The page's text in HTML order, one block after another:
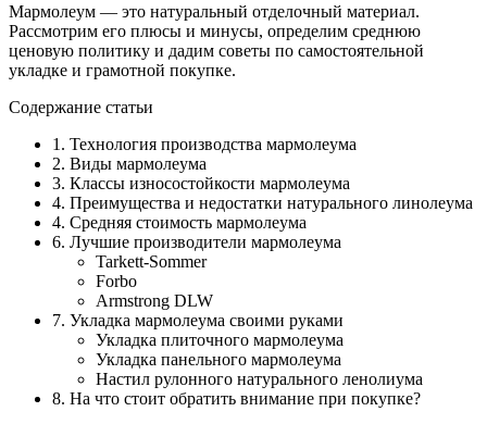
Мармолеум — это натуральный отделочный материал.
Рассмотрим его плюсы и минусы, определим среднюю
ценовую политику и дадим советы по самостоятельной
укладке и грамотной покупке.
Содержание статьи
1. Технология производства мармолеума
2. Виды мармолеума
3. Классы износостойкости мармолеума
4. Преимущества и недостатки натурального линолеума
4. Средняя стоимость мармолеума
6. Лучшие производители мармолеума
Tarkett-Sommer
Forbo
Armstrong DLW
7. Укладка мармолеума своими руками
Укладка плиточного мармолеума
Укладка панельного мармолеума
Настил рулонного натурального ленолиума
8. На что стоит обратить внимание при покупке?